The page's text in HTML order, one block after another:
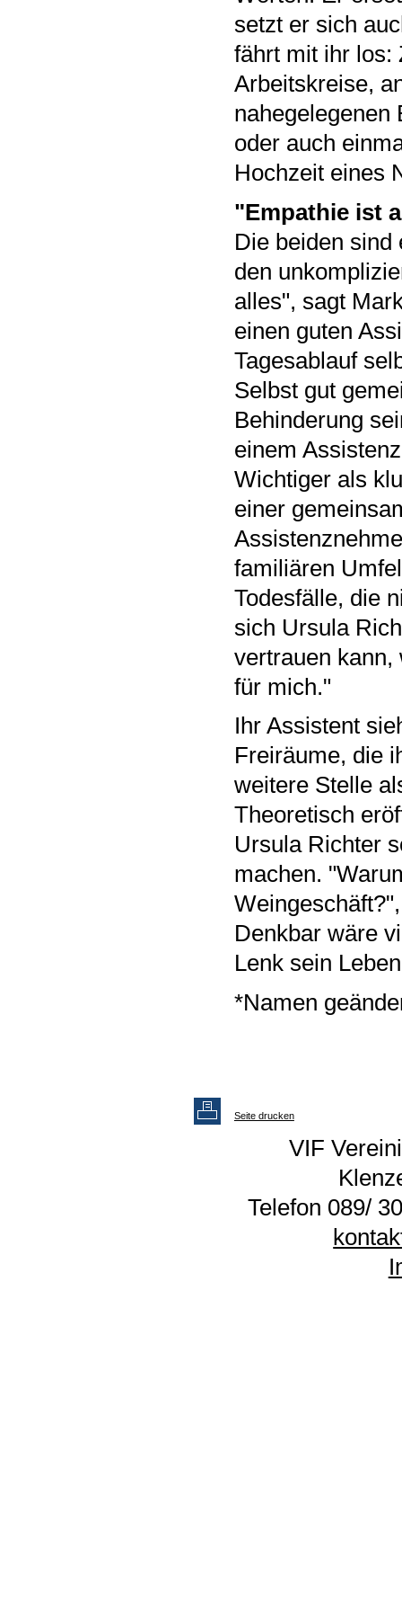
setzt er sich
fährt mit ihr los:
Arbeitskreise,
nahegelegenen
oder auch
Hochzeit eines
"Empathie ist
Die beiden sind
den
alles", sagt
einen guten
Tagesablauf
Selbst gut
Behinderung
einem
Wichtiger als
einer
familiären
Todesfälle, die
sich Ursula
vertrauen
für mich."
Ihr Assistent
Freiräume, die
weitere Stelle
Theoretisch
Ursula Richter
machen.
Denkbar wäre
Lenk sein
*Namen
Seite drucken
VIF
Telefon 089/